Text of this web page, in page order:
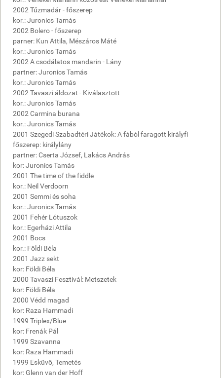
2002 Tűzmadár - főszerep
kor.: Juronics Tamás
2002 Bolero - főszerep
parner: Kun Attila, Mészáros Máté
kor.: Juronics Tamás
2002 A csodálatos mandarin - Lány
partner: Juronics Tamás
kor.: Juronics Tamás
2002 Tavaszi áldozat - Kiválasztott
kor.: Juronics Tamás
2002 Carmina burana
kor.: Juronics Tamás
2001 Szegedi Szabadtéri Játékok: A fából faragott királyfi
főszerep: királylány
partner: Cserta József, Lakács András
kor: Juronics Tamás
2001 The time of the fiddle
kor.: Neil Verdoorn
2001 Semmi és soha
kor.: Juronics Tamás
2001 Fehér Lótuszok
kor.: Egerházi Attila
2001 Bocs
kor.: Földi Béla
2001 Jazz sekt
kor: Földi Béla
2000 Tavaszi Fesztivál: Metszetek
kor: Földi Béla
2000 Védd magad
kor: Raza Hammadi
1999 Triplex/Blue
kor: Frenák Pál
1999 Szavanna
kor: Raza Hammadi
1999 Esküvô, Temetés
kor: Glenn van der Hoff